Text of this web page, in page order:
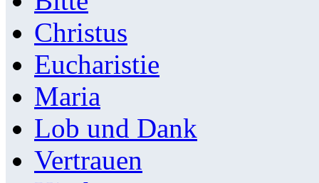
Christus
Eucharistie
Maria
Lob und Dank
Vertrauen